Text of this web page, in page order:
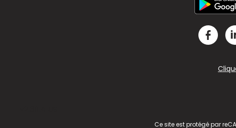
Ce site est protégé par